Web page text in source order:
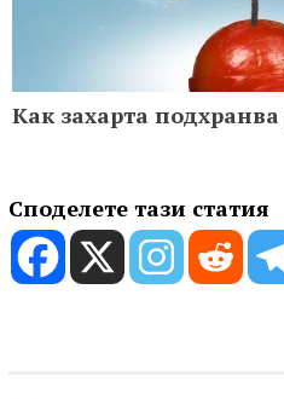
Как захарта
Споделете тази статия